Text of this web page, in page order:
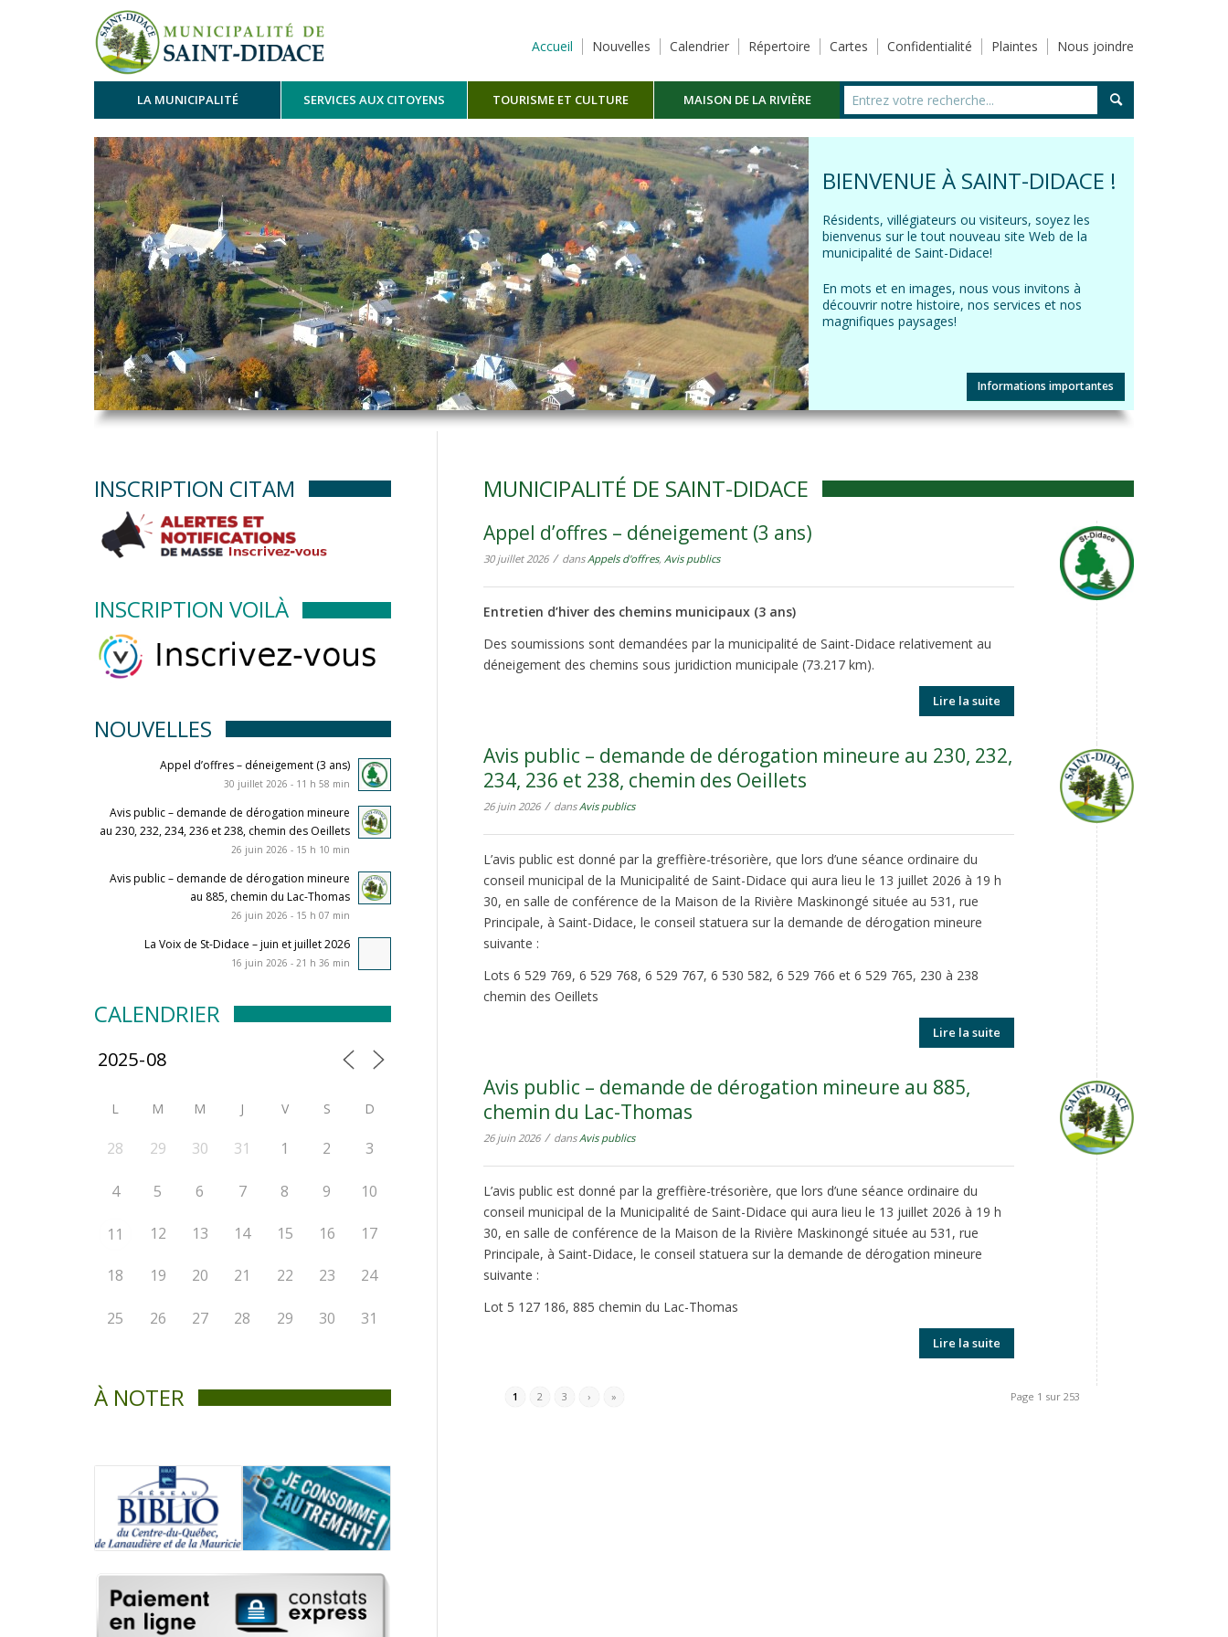
Accueil Nouvelles Calendrier Répertoire Cartes Confidentialité Plaintes Nous joindre
LA MUNICIPALITÉ SERVICES AUX CITOYENS TOURISME ET CULTURE MAISON DE LA RIVIÈRE
MASKINONGÉ
BIENVENUE À SAINT-DIDACE !
Résidents, villégiateurs ou visiteurs, soyez les
bienvenus sur le tout nouveau site Web de la
municipalité de Saint-Didace!
En mots et en images, nous vous invitons à
découvrir notre histoire, nos services et nos
magnifiques paysages!
Informations importantes
MUNICIPALITÉ DE SAINT-DIDACE
Appel d’offres – déneigement (3 ans)
30 juillet 2026 / dansAppels d'offres, Avis publics
Entretien d’hiver des chemins municipaux (3 ans)
Des soumissions sont demandées par la municipalité de Saint-Didace relativement au
déneigement des chemins sous juridiction municipale (73.217 km).
Lire la suite
Avis public – demande de dérogation mineure au 230, 232,
234, 236 et 238, chemin des Oeillets
26 juin 2026 / dansAvis publics
L’avis public est donné par la greffière-trésorière, que lors d’une séance ordinaire du
conseil municipal de la Municipalité de Saint-Didace qui aura lieu le 13 juillet 2026 à 19 h
30, en salle de conférence de la Maison de la Rivière Maskinongé située au 531, rue
Principale, à Saint-Didace, le conseil statuera sur la demande de dérogation mineure
suivante :
Lots 6 529 769, 6 529 768, 6 529 767, 6 530 582, 6 529 766 et 6 529 765, 230 à 238
chemin des Oeillets
Lire la suite
Avis public – demande de dérogation mineure au 885,
chemin du Lac-Thomas
26 juin 2026 / dansAvis publics
L’avis public est donné par la greffière-trésorière, que lors d’une séance ordinaire du
conseil municipal de la Municipalité de Saint-Didace qui aura lieu le 13 juillet 2026 à 19 h
30, en salle de conférence de la Maison de la Rivière Maskinongé située au 531, rue
Principale, à Saint-Didace, le conseil statuera sur la demande de dérogation mineure
suivante :
Lot 5 127 186, 885 chemin du Lac-Thomas
Lire la suite
Page 1 sur 253
1 2 3 › »
INSCRIPTION CITAM
INSCRIPTION VOILÀ
NOUVELLES
Appel d’offres – déneigement (3 ans)
30 juillet 2026 - 11 h 58 min
Avis public – demande de dérogation mineure
au 230, 232, 234, 236 et 238, chemin des Oeillets
26 juin 2026 - 15 h 10 min
Avis public – demande de dérogation mineure
au 885, chemin du Lac-Thomas
26 juin 2026 - 15 h 07 min
La Voix de St-Didace – juin et juillet 2026
16 juin 2026 - 21 h 36 min
CALENDRIER
L M M J V S D
28 29 30 31 1 2 3
4 5 6 7 8 9 10
11 12 13 14 15 16 17
18 19 20 21 22 23 24
25 26 27 28 29 30 31
À NOTER